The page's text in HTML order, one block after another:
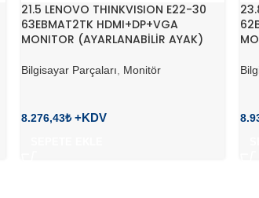
21.5 LENOVO THINKVISION E22-30
63EBMAT2TK HDMI+DP+VGA
MONITOR (AYARLANABİLİR AYAK)
Bilgisayar Parçaları Monitör
8.276,43₺